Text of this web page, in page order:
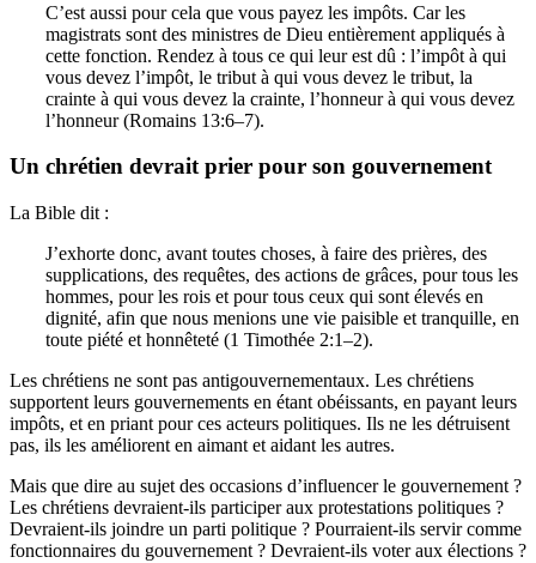
C’est aussi pour cela que vous payez les impôts. Car les
magistrats sont des ministres de Dieu entièrement appliqués à
cette fonction. Rendez à tous ce qui leur est dû : l’impôt à qui
vous devez l’impôt, le tribut à qui vous devez le tribut, la
crainte à qui vous devez la crainte, l’honneur à qui vous devez
l’honneur (Romains 13:6–7).
Un chrétien devrait prier pour son gouvernement
La Bible dit :
J’exhorte donc, avant toutes choses, à faire des prières, des
supplications, des requêtes, des actions de grâces, pour tous les
hommes, pour les rois et pour tous ceux qui sont élevés en
dignité, afin que nous menions une vie paisible et tranquille, en
toute piété et honnêteté (1 Timothée 2:1–2).
Les chrétiens ne sont pas antigouvernementaux. Les chrétiens
supportent leurs gouvernements en étant obéissants, en payant leurs
impôts, et en priant pour ces acteurs politiques. Ils ne les détruisent
pas, ils les améliorent en aimant et aidant les autres.
Mais que dire au sujet des occasions d’influencer le gouvernement ?
Les chrétiens devraient-ils participer aux protestations politiques ?
Devraient-ils joindre un parti politique ? Pourraient-ils servir comme
fonctionnaires du gouvernement ? Devraient-ils voter aux élections ?